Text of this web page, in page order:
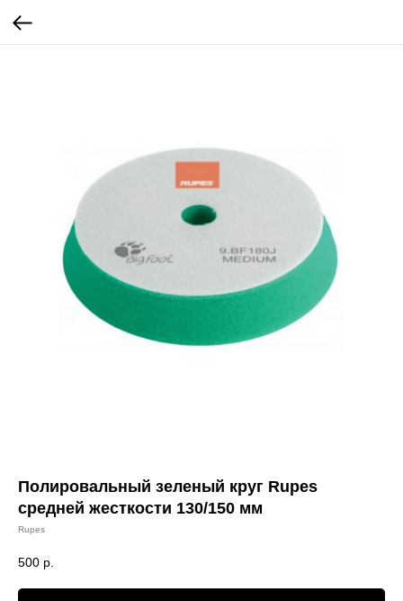
Полировальный зеленый круг Rupes
средней жесткости 130/150 мм
Rupes
500 р.